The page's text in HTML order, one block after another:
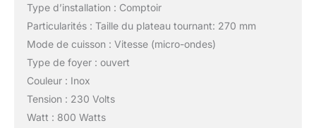
Type d’installation : Comptoir
Particularités : Taille du plateau tournant: 270 mm
Mode de cuisson : Vitesse (micro-ondes)
Type de foyer : ouvert
Couleur : Inox
Tension : 230 Volts
Watt : 800 Watts